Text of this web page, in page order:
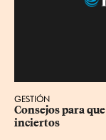
GESTIÓN
Consejos para
inciertos